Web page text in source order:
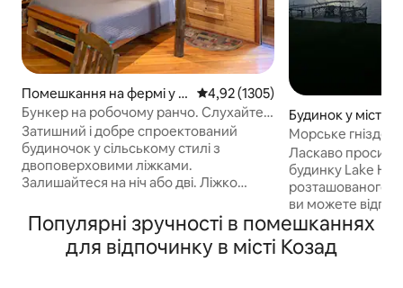
Помешкання на фермі у м
істі Gothenburg
Середня оцінка: 4,92 з 5,
4,92 (1305)
Бункер на робочому ранчо. Слухайте
спів курей.
Затишний і добре спроектований
будиночок у сільському стилі з
двоповерховими ліжками.
Залишайтеся на ніч або дві. Ліжко
односпальні ліжка на антресолях. Міні-
кухня та повноцінна ванна кімната.
Прогулянки серед дерев, полів, доріг
Будинок у місті
Морське гніздо
Ласкаво
будинку Lake
розташованого
ви можете
час і шукати пригод.
на вашу сім 'ю,
Популярні зручності в помешканнях
для відпочинку в місті Козад